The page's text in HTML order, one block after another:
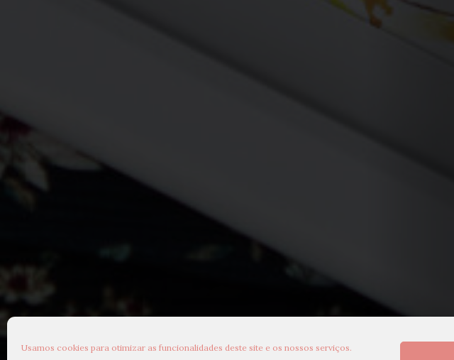
Usamos cookies para otimizar as funcionalidades deste site e os nossos serviços.